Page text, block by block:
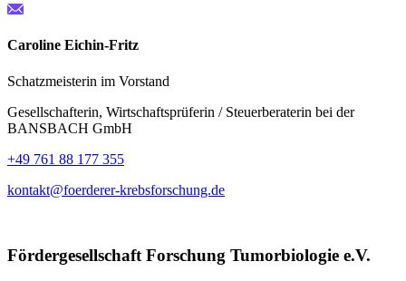
Caroline Eichin-Fritz
Schatzmeisterin im Vorstand
Gesellschafterin, Wirtschaftsprüferin / Steuerberaterin bei der
BANSBACH GmbH
+49 761 88 177 355
kontakt@foerderer-krebsforschung.de
Fördergesellschaft Forschung Tumorbiologie e.V.